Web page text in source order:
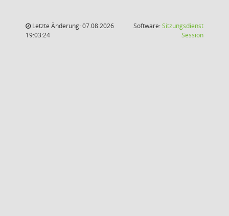
Letzte Änderung: 07.08.2026
19:03:24
Software:Sitzungsdienst
Session(Wird in